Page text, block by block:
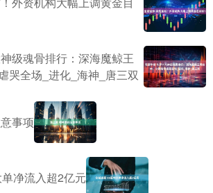
级魂骨排行：深海魔鲸王
哭全场_进化_海神_唐三双
事项
净流入超2亿元